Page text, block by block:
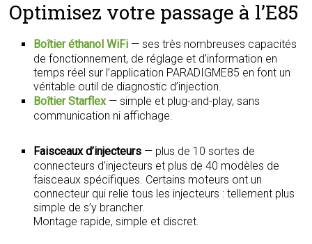
Optimisez votre passage à l’E85
Boîtier éthanol WiFi — ses très nombreuses capacités
de fonctionnement, de réglage et d’information en
temps réel sur l’application PARADIGME85 en font un
véritable outil de diagnostic d’injection.
Boîtier Starflex— simple et plug-and-play, sans
communication ni affichage.
Faisceaux d’injecteurs — plus de 10 sortes de
connecteurs d’injecteurs et plus de 40 modèles de
faisceaux spécifiques. Certains moteurs ont un
connecteur qui relie tous les injecteurs : tellement plus
simple de s’y brancher.
Montage rapide, simple et discret.